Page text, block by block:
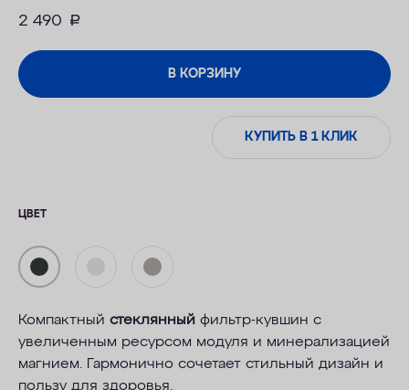
2 490 руб.
В КОРЗИНУ
КУПИТЬ В 1 КЛИК
ЦВЕТ
Компактный стеклянный фильтр-кувшин с
увеличенным ресурсом модуля и минерализацией
магнием. Гармонично сочетает стильный дизайн и
пользу для здоровья.